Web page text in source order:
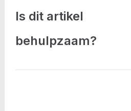
Is dit artikel
behulpzaam?